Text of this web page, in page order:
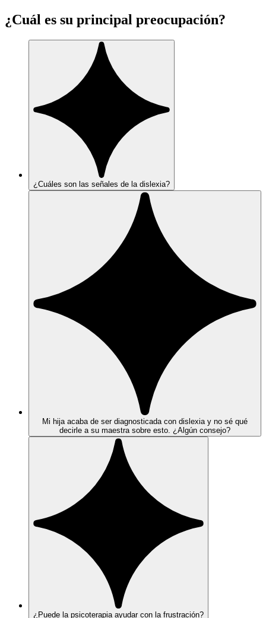
¿Cuál es su principal preocupación?
¿Cuáles son las señales de la dislexia?
Mi hija acaba de ser diagnosticada con dislexia y no sé qué
decirle a su maestra sobre esto. ¿Algún consejo?
¿Puede la psicoterapia ayudar con la frustración?